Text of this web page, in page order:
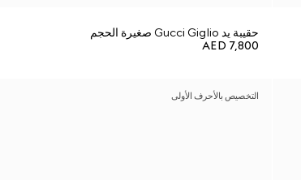
حقيبة يد Gucci Giglio صغيرة الحجم
AED 7,800
التخصيص بالأحرف الأولى